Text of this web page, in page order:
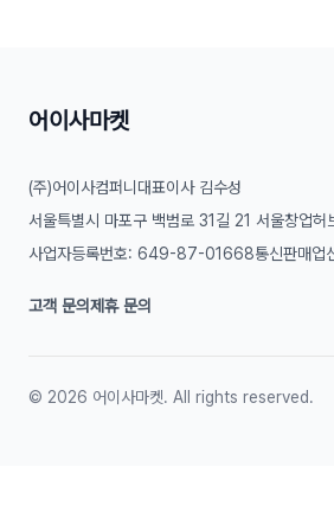
어이사마켓
(주)어이사컴퍼니 대표이사 김수성
서울특별시 마포구 백범로 31길 21 서울창업
사업자등록번호: 649-87-01668통신판매
고객 문의제휴 문의
© 2026 어이사마켓. All rights reserved.